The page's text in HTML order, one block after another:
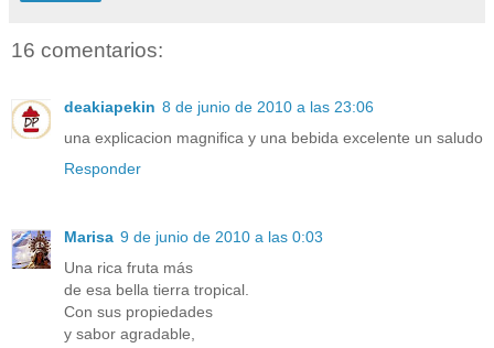
16 comentarios:
deakiapekin 8 de junio de 2010 a las 23:06
una explicacion magnifica y una bebida excelente un saludo
Responder
Marisa 9 de junio de 2010 a las 0:03
Una rica fruta más
de esa bella tierra tropical.
Con sus propiedades
y sabor agradable,